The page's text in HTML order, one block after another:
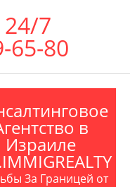
7
65-80
в
Израиле
За Границей от